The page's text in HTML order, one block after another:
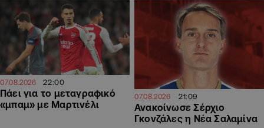
07.08.2026 22:00
Πάει για το μεταγραφικό
«μπαμ» με Μαρτινέλι
07.08.2026 21:09
Ανακοίνωσε Σέρχιο
Γκονζάλες η Νέα Σαλαμίνα